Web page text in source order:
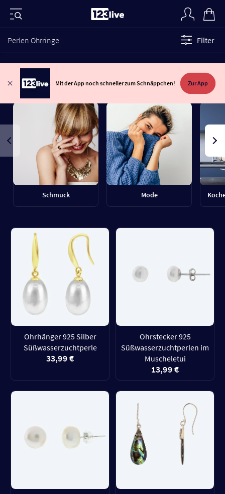
Perlen Ohrringe Filter
Mit der App noch schneller zum Schnäppchen! Zur App
Schmuck Mode
Ohrhänger 925 Silber
Süßwasserzuchtperle
33,99 €
Ohrstecker 925
Süßwasserzuchtperlen im
Muscheletui
13,99 €